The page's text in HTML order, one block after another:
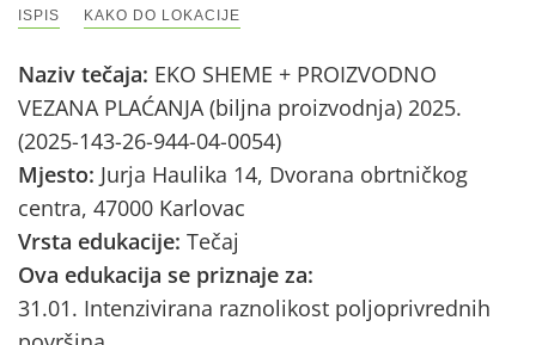
ISPIS KAKO DO LOKACIJE
Naziv tečaja: EKO SHEME + PROIZVODNO
VEZANA PLAĆANJA (biljna proizvodnja) 2025.
(2025-143-26-944-04-0054)
Mjesto: Jurja Haulika 14, Dvorana obrtničkog
centra, 47000 Karlovac
Vrsta edukacije: Tečaj
Ova edukacija se priznaje za:
31.01. Intenzivirana raznolikost poljoprivrednih